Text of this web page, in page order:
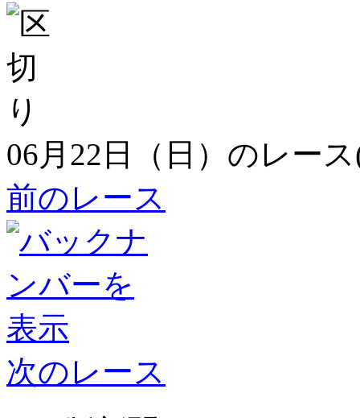
06月22日（日）のレー
前のレース
次のレース